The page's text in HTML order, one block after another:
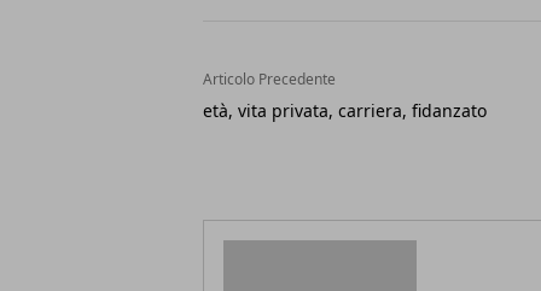
Articolo Precedente
età, vita privata, carriera, fidanzato